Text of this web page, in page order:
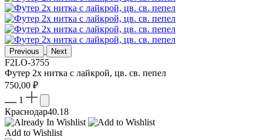
Previous Next
F2LO-3755
Футер 2х нитка с лайкрой, цв. св. пепел
750,00 ₽
1
Краснодар40.18
Add to Wishlist